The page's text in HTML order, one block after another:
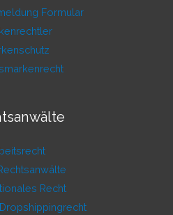
Formular
Recht